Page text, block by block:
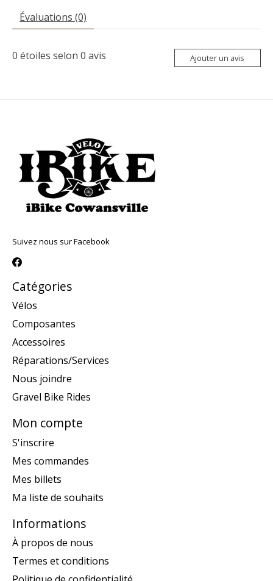
Évaluations (0)
0 étoiles selon 0 avis Ajouter un avis
Suivez nous sur Facebook
Catégories
Vélos
Composantes
Accessoires
Réparations/Services
Nous joindre
Gravel Bike Rides
Mon compte
S'inscrire
Mes commandes
Mes billets
Ma liste de souhaits
Informations
À propos de nous
Termes et conditions